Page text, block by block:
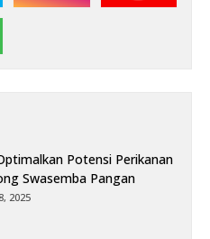
Potensi Perikanan
Swasemba Pangan
2025